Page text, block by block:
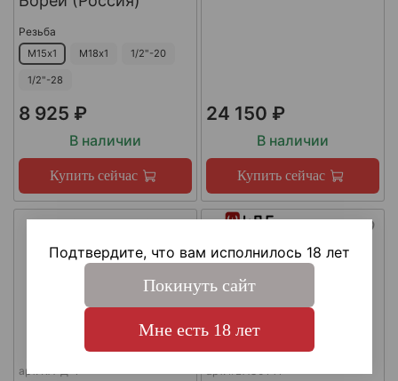
Резьба
М15х1 М18х1 1/2"-20
1/2"-28
8 925 ₽
В наличии
Купить сейчас
24 150 ₽
В наличии
Купить сейчас
арт.КА-Д-1 арт.#LAC0141
Подтвердите, что вам исполнилось 18 лет
Покинуть сайт
Мне есть 18 лет